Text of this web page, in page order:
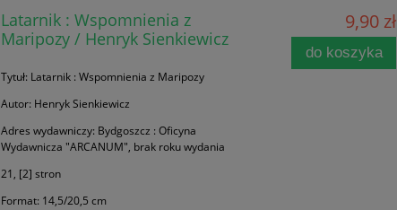
Latarnik : Wspomnienia z
Maripozy / Henryk Sienkiewicz
Tytuł: Latarnik : Wspomnienia z Maripozy
Autor: Henryk Sienkiewicz
Adres wydawniczy: Bydgoszcz : Oficyna
Wydawnicza "ARCANUM", brak roku wydania
21, [2] stron
Format: 14,5/20,5 cm
9,90 zł
do koszyka